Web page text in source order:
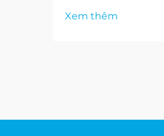
Xem thêm